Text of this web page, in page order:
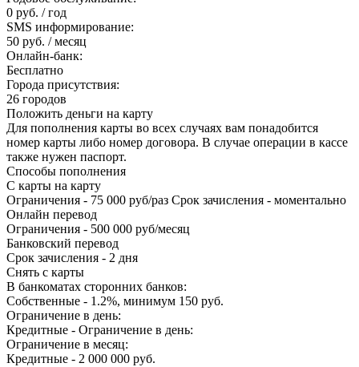
0 руб. / год
SMS информирование:
50 руб. / месяц
Онлайн-банк:
Бесплатно
Города присутствия:
26 городов
Положить деньги на карту
Для пополнения карты во всех случаях вам понадобится
номер карты либо номер договора. В случае операции в кассе
также нужен паспорт.
Способы пополнения
С карты на карту
Ограничения - 75 000 руб/раз Срок зачисления - моментально
Онлайн перевод
Ограничения - 500 000 руб/месяц
Банковский перевод
Срок зачисления - 2 дня
Снять с карты
В банкоматах сторонних банков:
Собственные - 1.2%, минимум 150 руб.
Ограничение в день:
Кредитные - Ограничение в день:
Ограничение в месяц:
Кредитные - 2 000 000 руб.